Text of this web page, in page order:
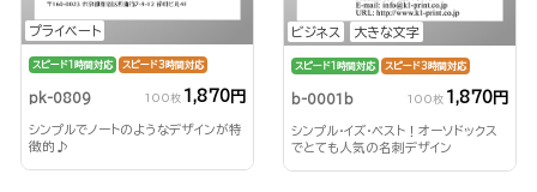
プライベート
スピード1時間対応 スピード3時間対応
pk-0809 100枚 1,870円
シンプルでノートのようなデザインが特
徴的♪
ビジネス 大きな文字
スピード1時間対応 スピード3時間対応
b-0001b 100枚 1,870円
シンプル・イズ・ベスト！オーソドックス
でとても人気の名刺デザイン